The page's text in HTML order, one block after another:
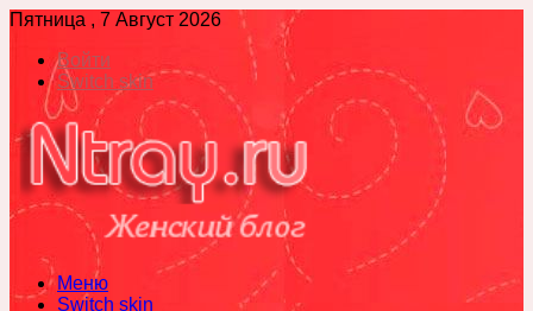
Пятница , 7 Август 2026
Войти
Switch skin
Меню
Switch skin